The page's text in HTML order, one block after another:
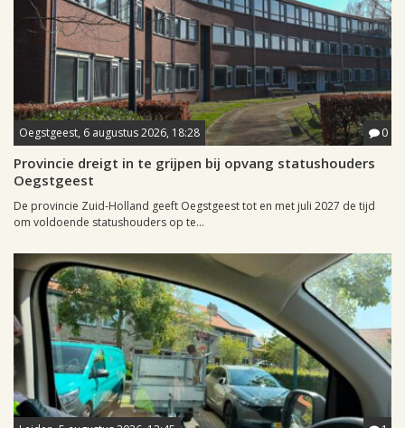
Oegstgeest, 6 augustus 2026, 18:28 0
Provincie dreigt in te grijpen bij opvang statushouders
Oegstgeest
De provincie Zuid-Holland geeft Oegstgeest tot en met juli 2027 de tijd
om voldoende statushouders op te...